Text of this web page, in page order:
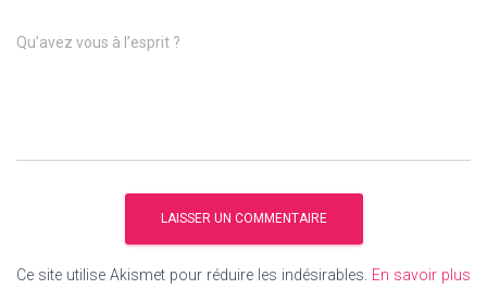
Qu’avez vous à l’esprit ?
Ce site utilise Akismet pour réduire les indésirables. En savoir plus